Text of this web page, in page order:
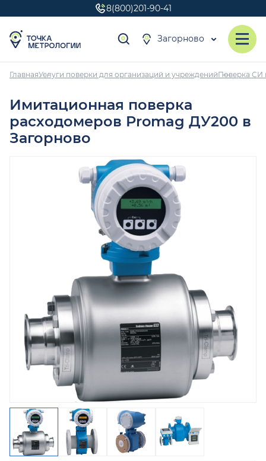
8(800)201-90-41
Загорново
ГлавнаяУслуги поверки для организаций и учрежденийПоверка СИ
Имитационная поверка
расходомеров Promag ДУ200 в
Загорново